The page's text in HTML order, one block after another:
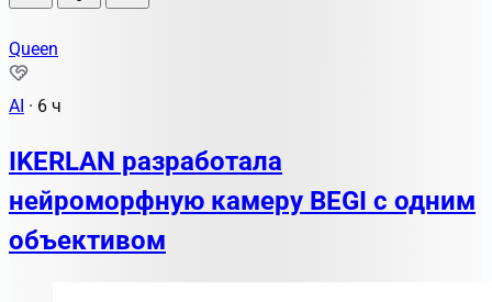
Queen
AI · 6 ч
IKERLAN разработала
нейроморфную камеру BEGI с одним
объективом